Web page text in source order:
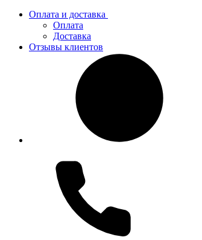
Оплата и доставка
Оплата
Доставка
Отзывы клиентов